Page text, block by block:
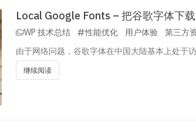
Local Google Fonts – 把谷歌字体下
WP 技术总结 性能优化 用户体验 第三方
由于网络问题，谷歌字体在中国大陆基本上处于
继续阅读